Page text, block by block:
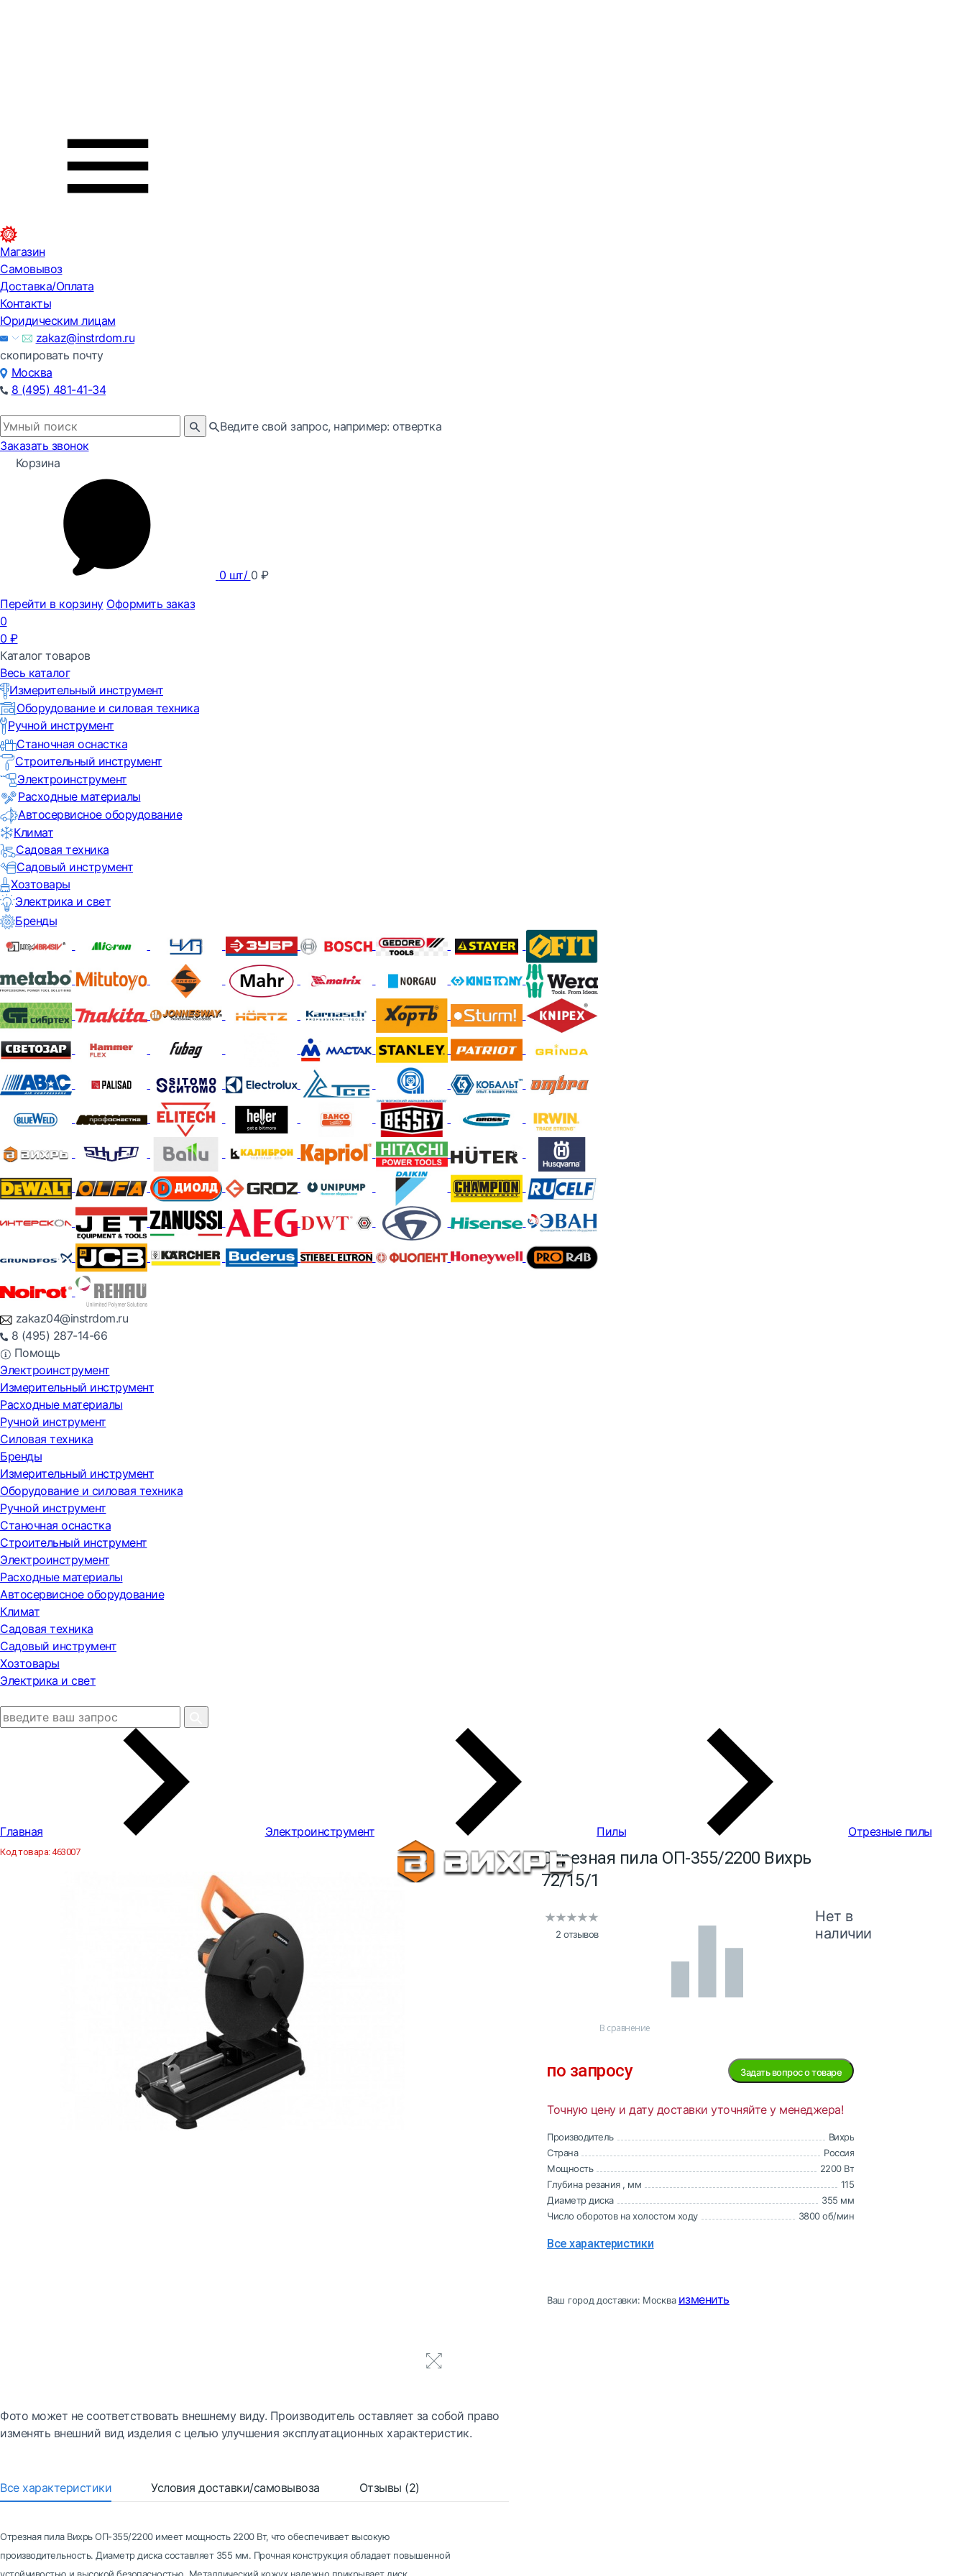
Магазин
Самовывоз
Доставка/Оплата
Контакты
Юридическим лицам
zakaz@instrdom.ru
скопировать почту
Москва
8 (495) 481-41-34
Ведите свой запрос, например: отвертка
Заказать звонок
Корзина
0 шт/ 0 ₽
Перейти в корзину Оформить заказ
0
0 ₽
Каталог товаров
Весь каталог
Измерительный инструмент
Оборудование и силовая техника
Ручной инструмент
Станочная оснастка
Строительный инструмент
Электроинструмент
Расходные материалы
Автосервисное оборудование
Климат
Садовая техника
Садовый инструмент
Хозтовары
Электрика и свет
Бренды
zakaz04@instrdom.ru
8 (495) 287-14-66
Помощь
Электроинструмент
Измерительный инструмент
Расходные материалы
Ручной инструмент
Силовая техника
Бренды
Измерительный инструмент
Оборудование и силовая техника
Ручной инструмент
Станочная оснастка
Строительный инструмент
Электроинструмент
Расходные материалы
Автосервисное оборудование
Климат
Садовая техника
Садовый инструмент
Хозтовары
Электрика и свет
Главная Электроинструмент Пилы Отрезные пилы
Код товара:463007
Фото может не соответствовать внешнему виду. Производитель оставляет за собой право
изменять внешний вид изделия с целью улучшения эксплуатационных характеристик.
Все характеристики Условия доставки/самовывоза Отзывы (2)
Отрезная пила Вихрь ОП-355/2200 имеет мощность 2200 Вт, что обеспечивает высокую
производительность. Диаметр диска составляет 355 мм. Прочная конструкция обладает повышенной
Отрезная пила ОП-355/2200 Вихрь
72/15/1
2 отзывов
В сравнение
Нет в
наличии
по запросу Задать вопрос о товаре
Точную цену и дату доставки уточняйте у менеджера!
Производитель
Вихрь
Страна
Россия
Мощность
2200 Вт
Глубина резания , мм
115
Диаметр диска
355 мм
Число оборотов на холостом ходу
3800 об/мин
Все характеристики
Ваш город доставки: Москва изменить